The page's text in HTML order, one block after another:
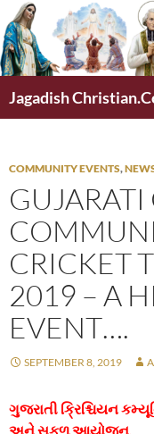
Skip
to
content
Jagadish
COMMUNITY EVENTS,
CRICKET
2019 – A
EVENT….
SEPTEMBER 8, 2019
ગુજરાતી ક્રિશ્ચિયન
અને સફળ આયોજન.